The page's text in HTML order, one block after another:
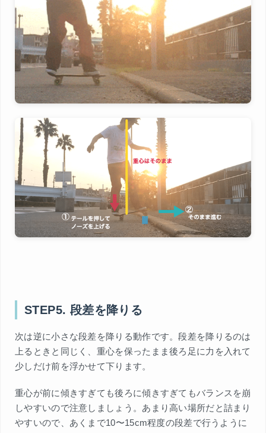
STEP5. 段差を降りる
次は逆に小さな段差を降りる動作です。段差を降りるのは
上るときと同じく、重心を保ったまま後ろ足に力を入れて
少しだけ前を浮かせて下ります。
重心が前に傾きすぎても後ろに傾きすぎてもバランスを崩
しやすいので注意しましょう。あまり高い場所だと詰まり
やすいので、あくまで10〜15cm程度の段差で行うように